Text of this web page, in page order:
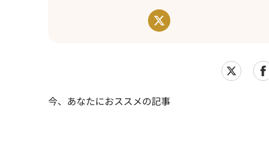
今、あなたにおススメの記事